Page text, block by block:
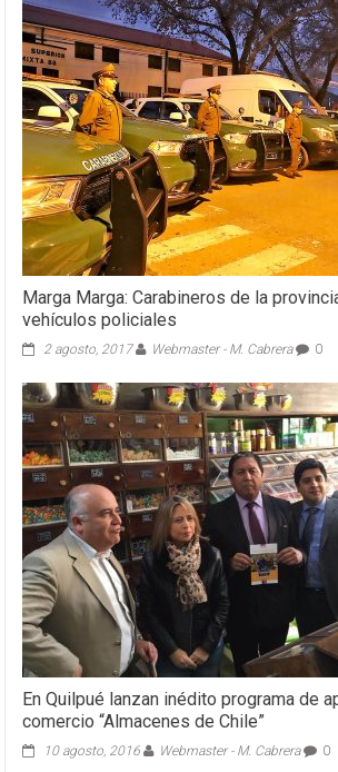
Marga Marga: Carabineros de la
vehículos policiales
2 agosto, 2017 Webmaster - M. Cabrera 0
En Quilpué lanzan inédito programa de
comercio “Almacenes de Chile”
10 agosto, 2016 Webmaster - M. Cabrera 0